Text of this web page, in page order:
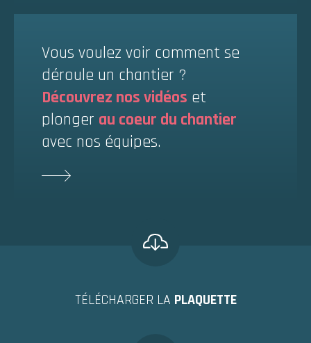
Vous voulez voir comment se
déroule un chantier ?
Découvrez nos vidéos et
plonger au coeur du chantier
avec nos équipes.
TÉLÉCHARGER LA PLAQUETTE